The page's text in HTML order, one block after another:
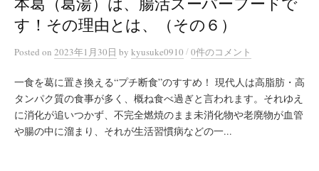
す！その理由とは、（その６）
Posted on 2023年1月30日 by kyusuke0910 /0件のコメント
一食を葛に置き換える“プチ断食”のすすめ！ 現代人は高脂肪・高
タンパク質の食事が多く、概ね食べ過ぎと言われます。それゆえ
に消化が追いつかず、不完全燃焼のまま未消化物や老廃物が血管
や腸の中に溜まり、それが生活習慣病などの一...